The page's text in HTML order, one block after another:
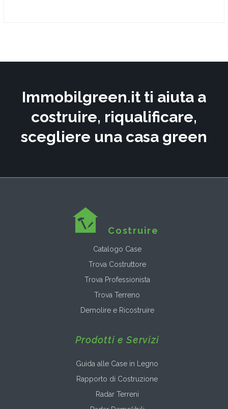
Immobilgreen.it ti aiuta a
costruire, riqualificare,
scegliere una casa green
Costruire
Catalogo Case
Trova Costruttore
Trova Professionista
Trova Terreno
Demolire e Ricostruire
Prodotti e Servizi
Guida alle Case in Legno
Rapporto di Costruzione
Radar Terreni